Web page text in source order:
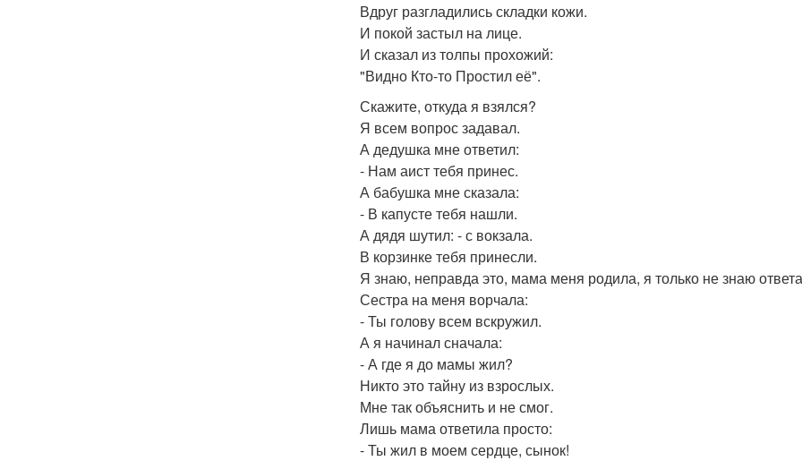
Вдруг разгладились складки кожи.
И покой застыл на лице.
И сказал из толпы прохожий:
"Видно Кто-то Простил её".
Скажите, откуда я взялся?
Я всем вопрос задавал.
А дедушка мне ответил:
- Нам аист тебя принес.
А бабушка мне сказала:
- В капусте тебя нашли.
А дядя шутил: - с вокзала.
В корзинке тебя принесли.
Я знаю, неправда это, мама меня родила, я только не знаю
Сестра на меня ворчала:
- Ты голову всем вскружил.
А я начинал сначала:
- А где я до мамы жил?
Никто это тайну из взрослых.
Мне так объяснить и не смог.
Лишь мама ответила просто:
- Ты жил в моем сердце, сынок!